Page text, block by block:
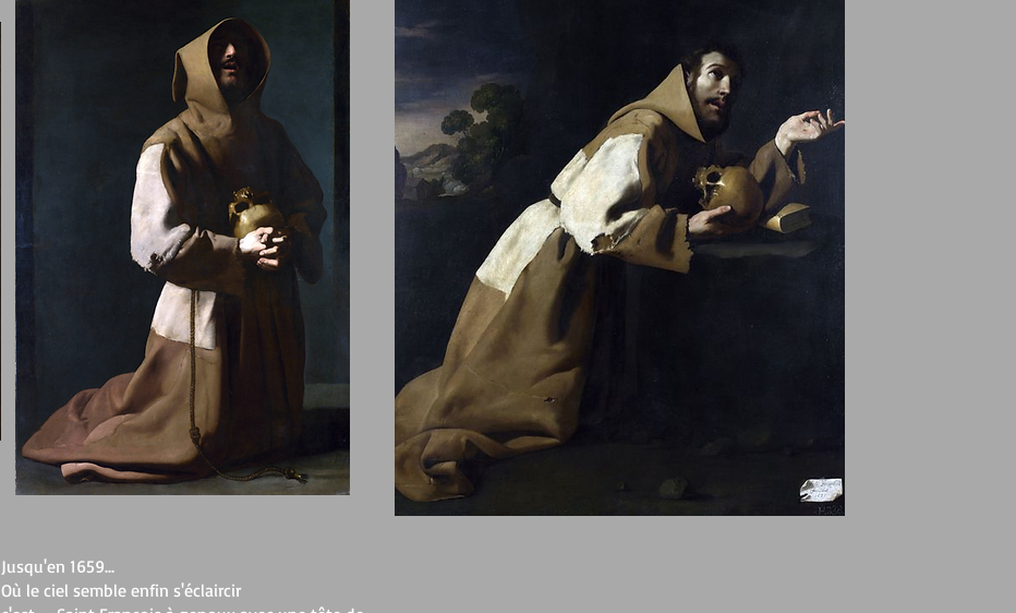
Jusqu'en 1659...
Où le ciel semble enfin s'éclaircir